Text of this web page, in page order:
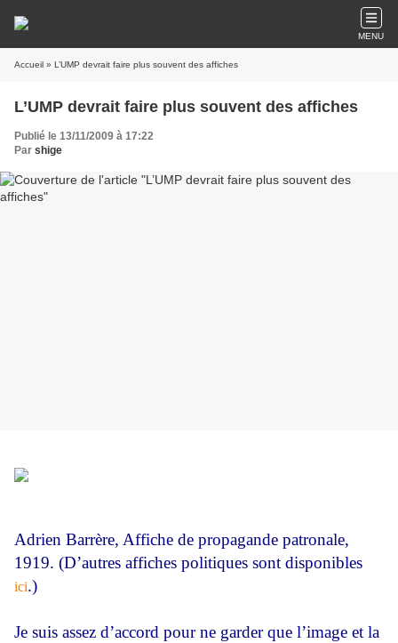
MENU
Accueil » L’UMP devrait faire plus souvent des affiches
L’UMP devrait faire plus souvent des affiches
Publié le 13/11/2009 à 17:22
Par shige
Adrien Barrère, Affiche de propagande patronale,
1919. (D’autres affiches politiques sont disponibles
ici.)
Je suis assez d’accord pour ne garder que l’image et la